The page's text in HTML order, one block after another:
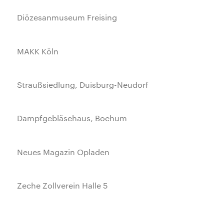
Diözesanmuseum Freising
MAKK Köln
Straußsiedlung, Duisburg-Neudorf
Dampfgebläsehaus, Bochum
Neues Magazin Opladen
Zeche Zollverein Halle 5